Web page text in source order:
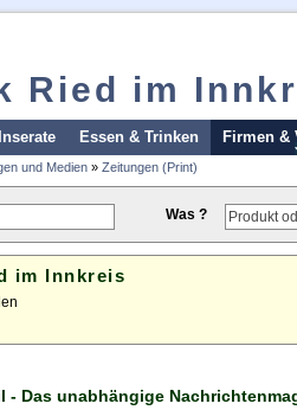
Ried im
Inserate Essen & Trinken Firmen &
und Medien » Zeitungen (Print)
Was ?
im Innkreis
- Das unabhängige